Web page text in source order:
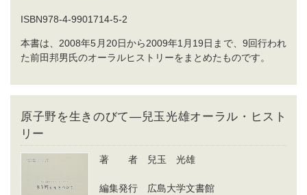
ISBN978-4-9901714-5-2
本書は、2008年5月20日から2009年1月19日まで、9回行われ
た前田邦男氏のオーラルヒストリーをまとめたものです。
原子野を生きのびて―兒玉光雄オーラル・ヒスト
リー
著 者 兒玉 光雄
編集発行 広島大学文書館